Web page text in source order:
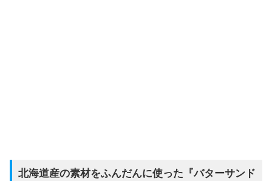
北海道産の素材をふんだんに使った『バターサンド